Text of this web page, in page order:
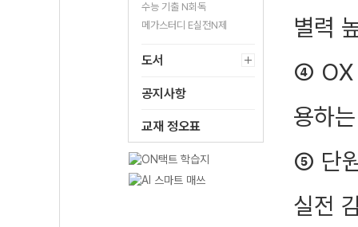
수능 기출 N회독
메가스터디 E실전N제
도서
공지사항
교재 정오표
별력
④ OX
용하
⑤ 단
실전